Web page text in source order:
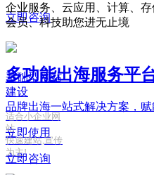
立即咨询
多功能出海服务平
品牌出海一站式解决方案，
立即使用
立即咨询
企业服务、云应用、计算、
会员、科技助您进无止境
基础型网站
建设
适合小企业网
站
快速建站,宣传
为主!